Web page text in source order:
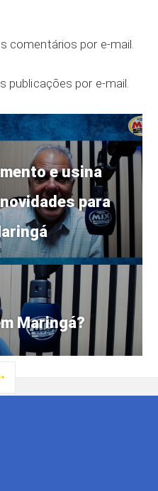
comentários por e-mail.
publicações por e-mail.
e usina
para
Maringá?